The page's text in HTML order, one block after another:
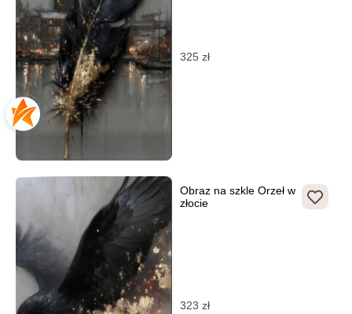
325 zł
Obraz na szkle Orzeł w
złocie
323 zł